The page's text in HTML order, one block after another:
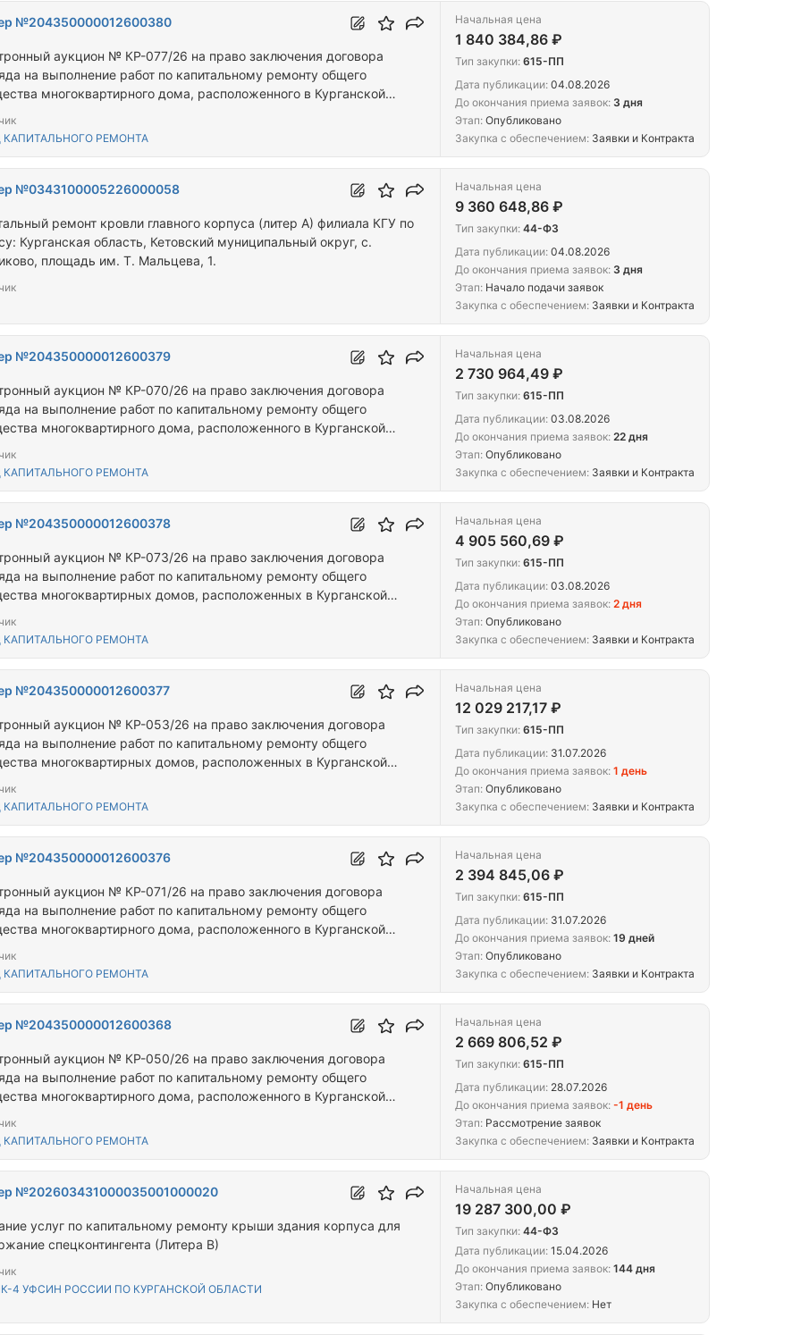
№204350000012600380
аукцион № КР-077/26 на право заключения договора
на выполнение работ по капитальному ремонту общего
многоквартирного дома, расположенного в Курганской
д. 23
РЕМОНТА
Начальная цена
1 840 384,86 ₽
Тип закупки: 615-ПП
Дата публикации: 04.08.2026
До окончания приема заявок: 3 дня
Этап: Опубликовано
Закупка с обеспечением: Заявки и Контракта
№0343100005226000058
ремонт кровли главного корпуса (литер А) филиала КГУ по
Курганская область, Кетовский муниципальный округ, с.
площадь им. Т. Мальцева, 1.
Начальная цена
9 360 648,86 ₽
Тип закупки: 44-ФЗ
Дата публикации: 04.08.2026
До окончания приема заявок: 3 дня
Этап: Начало подачи заявок
Закупка с обеспечением: Заявки и Контракта
№204350000012600379
аукцион № КР-070/26 на право заключения договора
на выполнение работ по капитальному ремонту общего
многоквартирного дома, расположенного в Курганской
ул. Мира, д.5
РЕМОНТА
Начальная цена
2 730 964,49 ₽
Тип закупки: 615-ПП
Дата публикации: 03.08.2026
До окончания приема заявок: 22 дня
Этап: Опубликовано
Закупка с обеспечением: Заявки и Контракта
№204350000012600378
аукцион № КР-073/26 на право заключения договора
на выполнение работ по капитальному ремонту общего
многоквартирных домов, расположенных в Курганской
ул. Новая, д. 1, с. Садовое, ул. Октябрьская, д. 29
РЕМОНТА
Начальная цена
4 905 560,69 ₽
Тип закупки: 615-ПП
Дата публикации: 03.08.2026
До окончания приема заявок: 2 дня
Этап: Опубликовано
Закупка с обеспечением: Заявки и Контракта
№204350000012600377
аукцион № КР-053/26 на право заключения договора
на выполнение работ по капитальному ремонту общего
многоквартирных домов, расположенных в Курганской
Октября, д. 9, Мишкинский муниципальный округ, с. Восход, ул.
РЕМОНТА
Начальная цена
12 029 217,17 ₽
Тип закупки: 615-ПП
Дата публикации: 31.07.2026
До окончания приема заявок: 1 день
Этап: Опубликовано
Закупка с обеспечением: Заявки и Контракта
№204350000012600376
аукцион № КР-071/26 на право заключения договора
на выполнение работ по капитальному ремонту общего
многоквартирного дома, расположенного в Курганской
РЕМОНТА
Начальная цена
2 394 845,06 ₽
Тип закупки: 615-ПП
Дата публикации: 31.07.2026
До окончания приема заявок: 19 дней
Этап: Опубликовано
Закупка с обеспечением: Заявки и Контракта
№204350000012600368
аукцион № КР-050/26 на право заключения договора
на выполнение работ по капитальному ремонту общего
многоквартирного дома, расположенного в Курганской
ул. Советская, д. 50
РЕМОНТА
Начальная цена
2 669 806,52 ₽
Тип закупки: 615-ПП
Дата публикации: 28.07.2026
До окончания приема заявок: -1 день
Этап: Рассмотрение заявок
Закупка с обеспечением: Заявки и Контракта
№202603431000035001000020
услуг по капитальному ремонту крыши здания корпуса для
спецконтингента (Литера В)
4 УФСИН РОССИИ ПО КУРГАНСКОЙ ОБЛАСТИ
Начальная цена
19 287 300,00 ₽
Тип закупки: 44-ФЗ
Дата публикации: 15.04.2026
До окончания приема заявок: 144 дня
Этап: Опубликовано
Закупка с обеспечением: Нет